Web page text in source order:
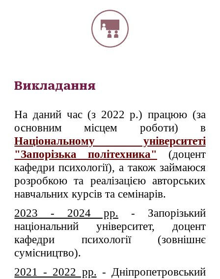
Викладання
На даний час (з 2022 р.) працюю (за
основним місцем роботи) в
Національному університеті
"Запорізька політехника" (доцент
кафедри психології), а також займаюся
розробкою та реалізацією авторських
навчальних курсів та семінарів.
2023 - 2024 рр. - Запорізький
національний університет, доцент
кафедри психології (зовнішнє
сумісництво).
2021 - 2022 рр. - Дніпропетровський